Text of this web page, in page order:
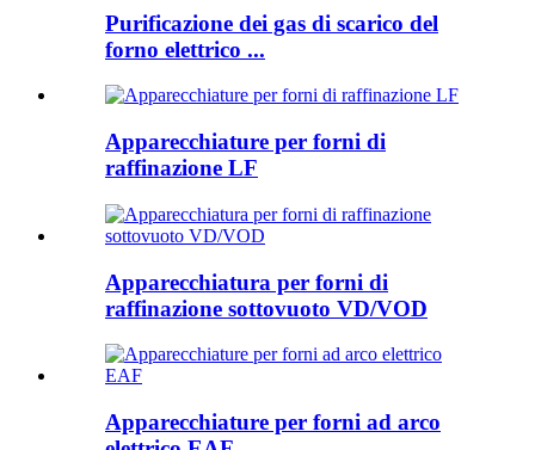
Purificazione dei gas di scarico del
forno elettrico ...
Apparecchiature per forni di
raffinazione LF
Apparecchiatura per forni di
raffinazione sottovuoto VD/VOD
Apparecchiature per forni ad arco